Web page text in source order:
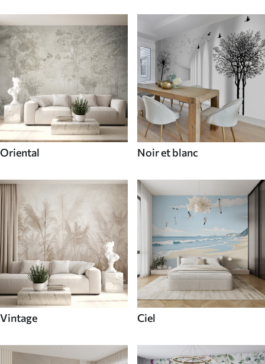
Oriental Noir et blanc
Vintage Ciel